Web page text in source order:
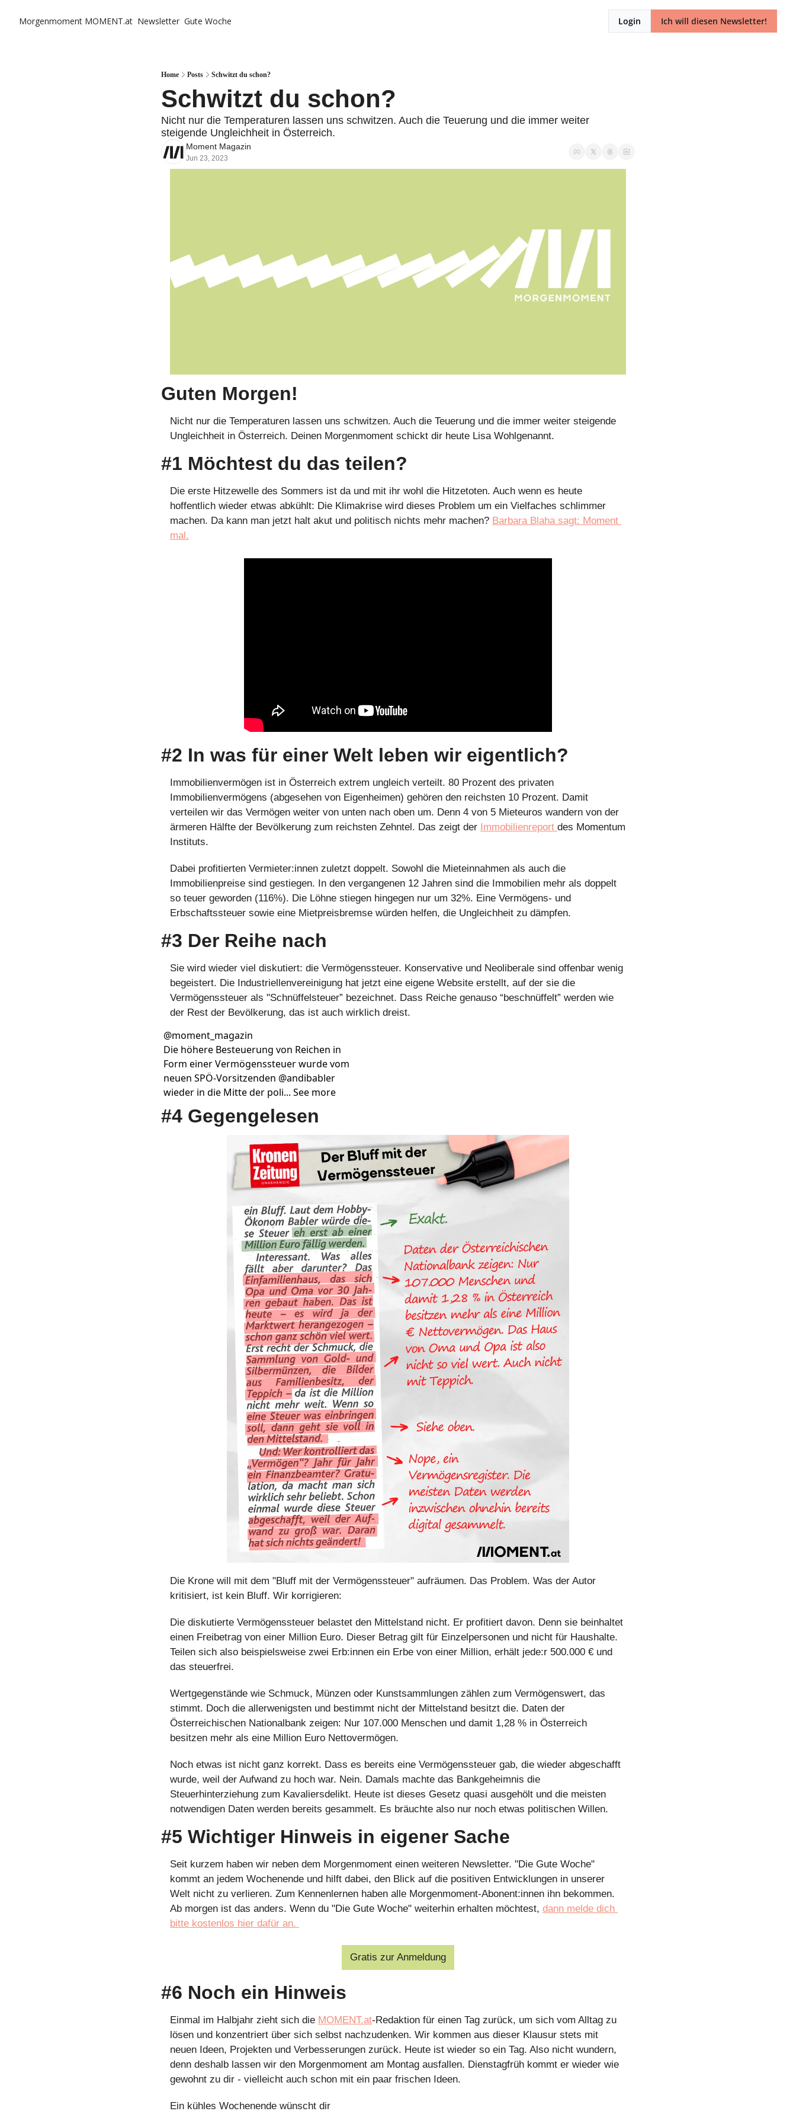
Morgenmoment MOMENT.at Newsletter Gute Woche Login Ich will diesen Newsletter!
Home Posts Schwitzt du schon?
Schwitzt du schon?
Nicht nur die Temperaturen lassen uns schwitzen. Auch die Teuerung und die immer weiter
steigende Ungleichheit in Österreich.
Moment Magazin
Jun 23, 2023
Guten Morgen!
Nicht nur die Temperaturen lassen uns schwitzen. Auch die Teuerung und die immer weiter steigende
Ungleichheit in Österreich. Deinen Morgenmoment schickt dir heute Lisa Wohlgenannt.
#1 Möchtest du das teilen?
Die erste Hitzewelle des Sommers ist da und mit ihr wohl die Hitzetoten. Auch wenn es heute
hoffentlich wieder etwas abkühlt: Die Klimakrise wird dieses Problem um ein Vielfaches schlimmer
machen. Da kann man jetzt halt akut und politisch nichts mehr machen? Barbara Blaha sagt: Moment
mal.
#2 In was für einer Welt leben wir eigentlich?
Immobilienvermögen ist in Österreich extrem ungleich verteilt. 80 Prozent des privaten
Immobilienvermögens (abgesehen von Eigenheimen) gehören den reichsten 10 Prozent. Damit
verteilen wir das Vermögen weiter von unten nach oben um. Denn 4 von 5 Mieteuros wandern von der
ärmeren Hälfte der Bevölkerung zum reichsten Zehntel. Das zeigt der Immobilienreport des Momentum
Instituts.
Dabei profitierten Vermieter:innen zuletzt doppelt. Sowohl die Mieteinnahmen als auch die
Immobilienpreise sind gestiegen. In den vergangenen 12 Jahren sind die Immobilien mehr als doppelt
so teuer geworden (116%). Die Löhne stiegen hingegen nur um 32%. Eine Vermögens- und
Erbschaftssteuer sowie eine Mietpreisbremse würden helfen, die Ungleichheit zu dämpfen.
#3 Der Reihe nach
Sie wird wieder viel diskutiert: die Vermögenssteuer. Konservative und Neoliberale sind offenbar wenig
begeistert. Die Industriellenvereinigung hat jetzt eine eigene Website erstellt, auf der sie die
Vermögenssteuer als "Schnüffelsteuer” bezeichnet. Dass Reiche genauso “beschnüffelt” werden wie
der Rest der Bevölkerung, das ist auch wirklich dreist.
@moment_magazin
Die höhere Besteuerung von Reichen in
Form einer Vermögenssteuer wurde vom
neuen SPÖ-Vorsitzenden @andibabler
wieder in die Mitte der poli... See more
#4 Gegengelesen
Die Krone will mit dem "Bluff mit der Vermögenssteuer" aufräumen. Das Problem. Was der Autor
kritisiert, ist kein Bluff. Wir korrigieren:
Die diskutierte Vermögenssteuer belastet den Mittelstand nicht. Er profitiert davon. Denn sie beinhaltet
einen Freibetrag von einer Million Euro. Dieser Betrag gilt für Einzelpersonen und nicht für Haushalte.
Teilen sich also beispielsweise zwei Erb:innen ein Erbe von einer Million, erhält jede:r 500.000 € und
das steuerfrei.
Wertgegenstände wie Schmuck, Münzen oder Kunstsammlungen zählen zum Vermögenswert, das
stimmt. Doch die allerwenigsten und bestimmt nicht der Mittelstand besitzt die. Daten der
Österreichischen Nationalbank zeigen: Nur 107.000 Menschen und damit 1,28 % in Österreich
besitzen mehr als eine Million Euro Nettovermögen.
Noch etwas ist nicht ganz korrekt. Dass es bereits eine Vermögenssteuer gab, die wieder abgeschafft
wurde, weil der Aufwand zu hoch war. Nein. Damals machte das Bankgeheimnis die
Steuerhinterziehung zum Kavaliersdelikt. Heute ist dieses Gesetz quasi ausgehölt und die meisten
notwendigen Daten werden bereits gesammelt. Es bräuchte also nur noch etwas politischen Willen.
#5 Wichtiger Hinweis in eigener Sache
Seit kurzem haben wir neben dem Morgenmoment einen weiteren Newsletter. "Die Gute Woche"
kommt an jedem Wochenende und hilft dabei, den Blick auf die positiven Entwicklungen in unserer
Welt nicht zu verlieren. Zum Kennenlernen haben alle Morgenmoment-Abonent:innen ihn bekommen.
Ab morgen ist das anders. Wenn du "Die Gute Woche" weiterhin erhalten möchtest, dann melde dich
bitte kostenlos hier dafür an.
Gratis zur Anmeldung
#6 Noch ein Hinweis
Einmal im Halbjahr zieht sich die MOMENT.at-Redaktion für einen Tag zurück, um sich vom Alltag zu
lösen und konzentriert über sich selbst nachzudenken. Wir kommen aus dieser Klausur stets mit
neuen Ideen, Projekten und Verbesserungen zurück. Heute ist wieder so ein Tag. Also nicht wundern,
denn deshalb lassen wir den Morgenmoment am Montag ausfallen. Dienstagfrüh kommt er wieder wie
gewohnt zu dir - vielleicht auch schon mit ein paar frischen Ideen.
Ein kühles Wochenende wünscht dir